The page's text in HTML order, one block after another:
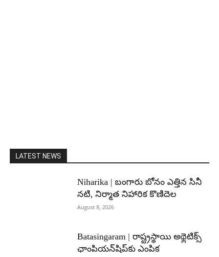
LATEST NEWS
Niharika | బంగారు బోనం ఎత్తిన సినీ
నటి, నిర్మాత నిహారిక కొణిదెల
August 8, 2026
Batasingaram | రాష్ట్రస్థాయి అథ్లెటిక్స్
ఛాంపియన్‌షిప్‌కు ఎంపిక